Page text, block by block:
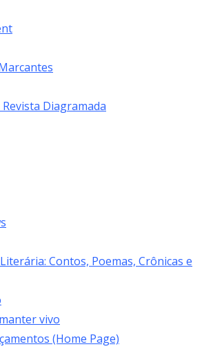
Revista Diagramada
Contos, Poemas, Crônicas e
vivo
(Home Page)